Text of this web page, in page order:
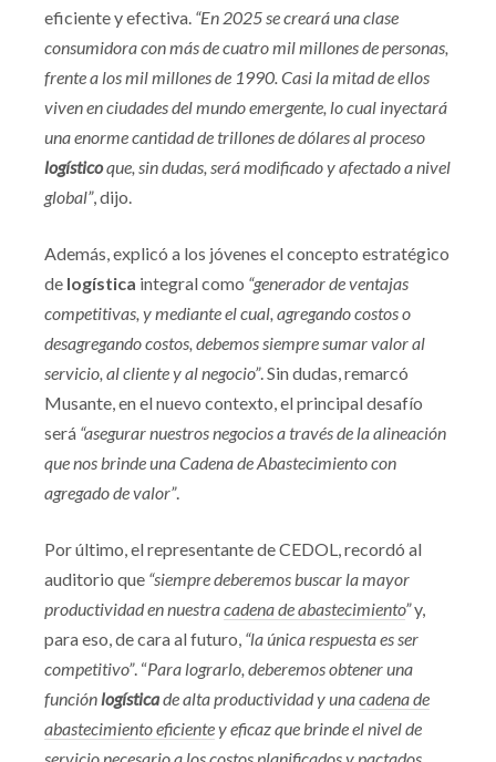
eficiente y efectiva. “En 2025 se creará una clase
consumidora con más de cuatro mil millones de personas,
frente a los mil millones de 1990. Casi la mitad de ellos
viven en ciudades del mundo emergente, lo cual inyectará
una enorme cantidad de trillones de dólares al proceso
logísticoque, sin dudas, será modificado y afectado a nivel
global”, dijo.
Además, explicó a los jóvenes el concepto estratégico
de logística integral como “generador de ventajas
competitivas, y mediante el cual, agregando costos o
desagregando costos, debemos siempre sumar valor al
servicio, al cliente y al negocio”. Sin dudas, remarcó
Musante, en el nuevo contexto, el principal desafío
será “asegurar nuestros negocios a través de laalineación
que nosbrindeuna Cadena de Abastecimiento con
agregado devalor”.
Por último, el representante de CEDOL, recordó al
auditorio que “siempre deberemos buscar la mayor
productividad en nuestracadena de abastecimiento”y,
para eso, de cara al futuro, “la única respuesta es ser
competitivo”. “Para lograrlo, deberemos obtener una
funciónlogísticade alta productividad y unacadena de
abastecimiento eficientey eficaz que brinde el nivel de